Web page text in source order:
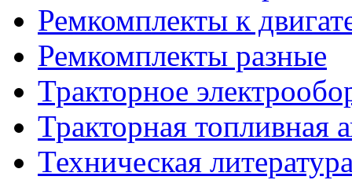
Ремкомплекты к
Ремкомплекты разные
Тракторное
Тракторная топливная
Техническая